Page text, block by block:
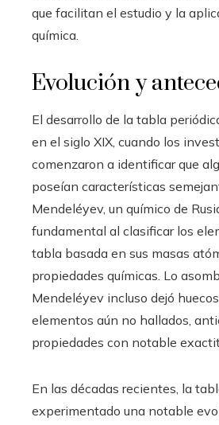
que facilitan el estudio y la
química.
Evolución y
El desarrollo de la tabla
en el siglo XIX, cuando los
comenzaron a identificar que
poseían características
Mendeléyev, un químico de
fundamental al clasificar los
tabla basada en sus masas
propiedades químicas. Lo
Mendeléyev incluso dejó
elementos aún no hallados,
propiedades con notable
En las décadas recientes, la
experimentado una notable